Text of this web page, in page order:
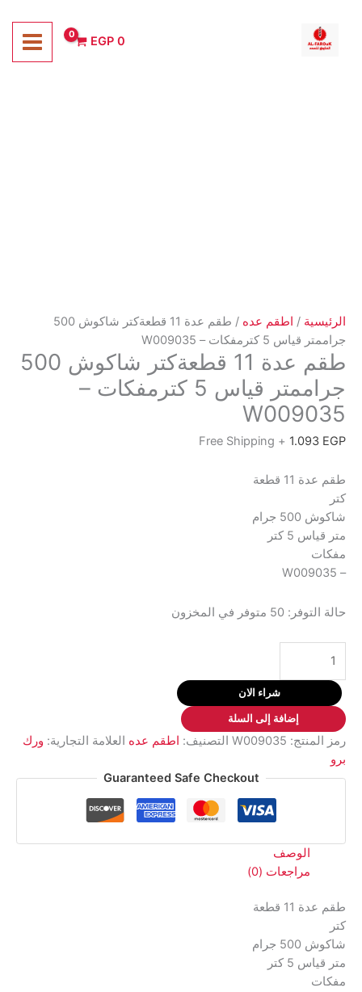
المحتوى
0
EGP
الرئيسية / اطقم عده
/ طقم عدة 11 قطعةكتر شاكوش 500
جراممتر قياس 5 كترمفكات – W009035
طقم عدة 11 قطعةكتر شاكوش 500
جراممتر قياس 5 كترمفكات –
W009035
1.093 EGP
+ Free Shipping
طقم عدة 11 قطعة
كتر
شاكوش 500 جرام
متر قياس 5 كتر
مفكات
– W009035
حالة التوفر: 50 متوفر في المخزون
طقم
عدة
11
قطعةكتر
شاكوش
500
جراممتر
W009035
شراء الان
إضافة إلى السلة
رمز المنتج: W009035 التصنيف: اطقم عده العلامة التجارية: ورك
برو
Guaranteed Safe Checkout
الوصف
مراجعات (0)
طقم عدة 11 قطعة
كتر
شاكوش 500 جرام
متر قياس 5 كتر
مفكات